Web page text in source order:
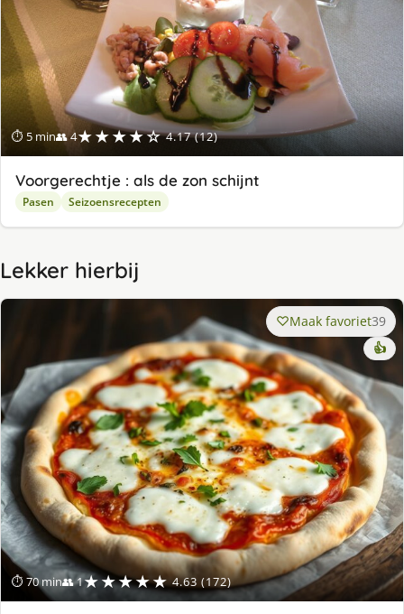
⏱ 5 min👥 4★★★★☆ 4.17 (12)
Voorgerechtje : als de zon schijnt
Pasen Seizoensrecepten
Lekker hierbij
⏱ 70 min👥 1★★★★★ 4.63 (172)
Maak favoriet39
👍